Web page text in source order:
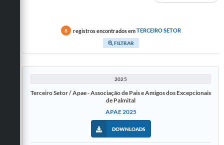
8 registros encontrados emTERCEIRO SETOR
FILTRAR
2025
Terceiro Setor / Apae - Associação de Pais e Amigos dos Excepcionais
de Palmital
APAE 2025
DOWNLOADS